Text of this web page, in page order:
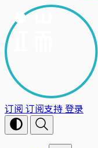
订阅 订阅支持登录